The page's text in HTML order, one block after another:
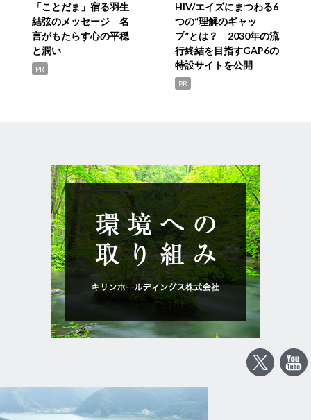
「ことだま」宿る羽生
結弦のメッセージ 名
言がもたらす心の平穏
と潤い
PR
HIV/エイズにまつわる6
つの“理解のギャッ
プ”とは？ 2030年の流
行終結を目指すGAP6の
特設サイトを公開
PR